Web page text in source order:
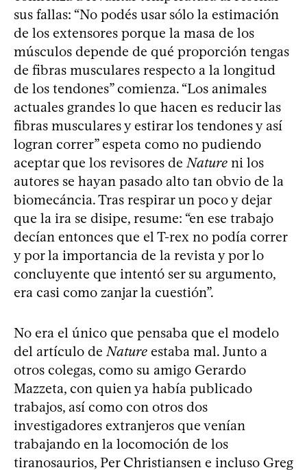
sus fallas: “No podés usar sólo la estimación
de los extensores porque la masa de los
músculos depende de qué proporción tengas
de fibras musculares respecto a la longitud
de los tendones” comienza. “Los animales
actuales grandes lo que hacen es reducir las
fibras musculares y estirar los tendones y así
logran correr” espeta como no pudiendo
aceptar que los revisores de Nature ni los
autores se hayan pasado alto tan obvio de la
biomecáncia. Tras respirar un poco y dejar
que la ira se disipe, resume: “en ese trabajo
decían entonces que el T-rex no podía correr
y por la importancia de la revista y por lo
concluyente que intentó ser su argumento,
era casi como zanjar la cuestión”.
No era el único que pensaba que el modelo
del artículo de Nature estaba mal. Junto a
otros colegas, como su amigo Gerardo
Mazzeta, con quien ya había publicado
trabajos, así como con otros dos
investigadores extranjeros que venían
trabajando en la locomoción de los
tiranosaurios, Per Christiansen e incluso Greg